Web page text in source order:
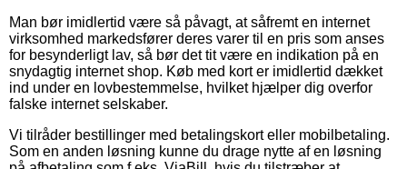
Man bør imidlertid være så påvagt, at såfremt en internet
virksomhed markedsfører deres varer til en pris som anses
for besynderligt lav, så bør det tit være en indikation på en
snydagtig internet shop. Køb med kort er imidlertid dækket
ind under en lovbestemmelse, hvilket hjælper dig overfor
falske internet selskaber.
Vi tilråder bestillinger med betalingskort eller mobilbetaling.
Som en anden løsning kunne du drage nytte af en løsning